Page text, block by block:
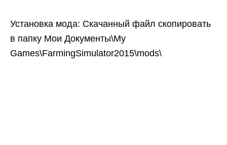
Установка мода: Скачанный файл скопировать
в папку Мои Документы\My
Games\FarmingSimulator2015\mods\